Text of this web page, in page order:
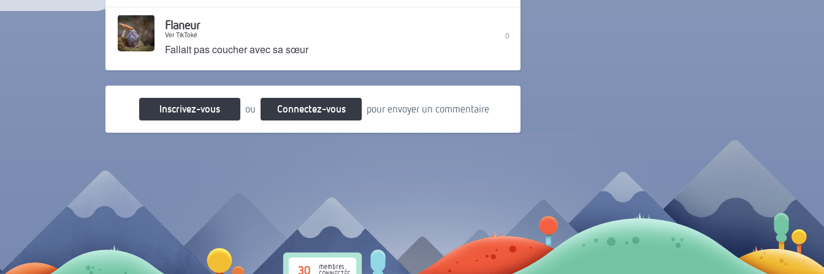
0
Flaneur
Ver TikToké
Fallait pas coucher avec sa sœur
Inscrivez-vous ou Connectez-vous pour envoyer un commentaire
30